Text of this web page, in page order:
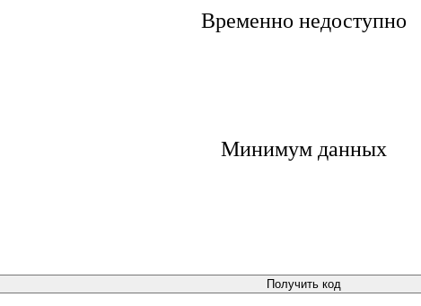
Временно недоступно
Минимум данных
Получить код